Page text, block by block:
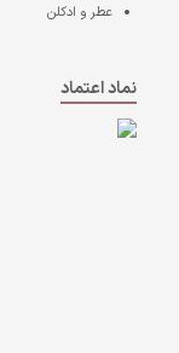
عطر و ادکلن
نماد اعتماد